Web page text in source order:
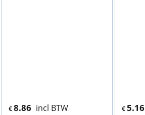
€ 8.86 incl BTW
€5.16